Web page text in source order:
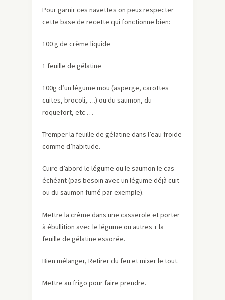
Pour garnir ces navettes on peux respecter
cette base de recette qui fonctionne bien:
100 g de crème liquide
1 feuille de gélatine
100g d’un légume mou (asperge, carottes
cuites, brocoli,….) ou du saumon, du
roquefort, etc …
Tremper la feuille de gélatine dans l’eau froide
comme d’habitude.
Cuire d’abord le légume ou le saumon le cas
échéant (pas besoin avec un légume déjà cuit
ou du saumon fumé par exemple).
Mettre la crème dans une casserole et porter
à ébullition avec le légume ou autres + la
feuille de gélatine essorée.
Bien mélanger, Retirer du feu et mixer le tout.
Mettre au frigo pour faire prendre.